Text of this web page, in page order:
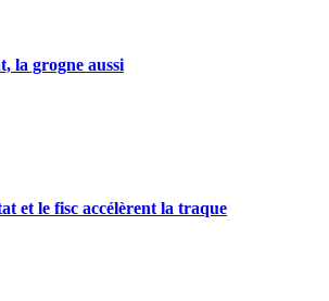
la grogne aussi
et le fisc accélèrent la traque